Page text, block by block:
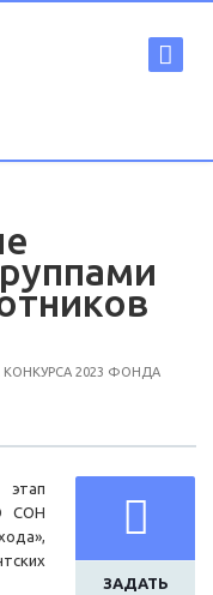
КОНКУРСА 2023 ФОНДА
ЗАДАТЬ
СОН